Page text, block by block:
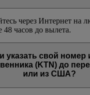
через Интернет на
48 часов до вылета.
указать свой номер
(KTN) до
или из США?